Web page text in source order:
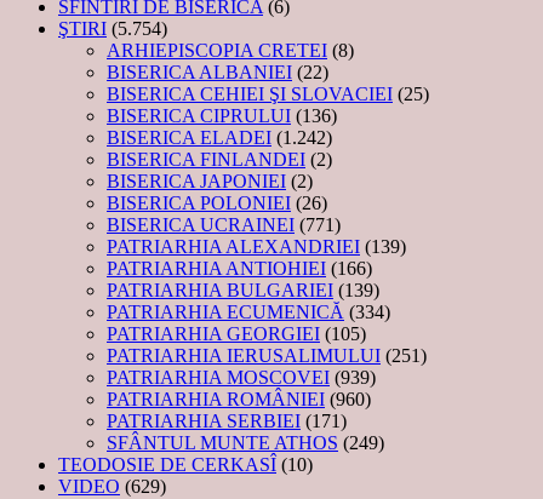
SFINTIRI DE BISERICA (6)
ŞTIRI (5.754)
ARHIEPISCOPIA CRETEI (8)
BISERICA ALBANIEI (22)
BISERICA CEHIEI ŞI SLOVACIEI (25)
BISERICA CIPRULUI (136)
BISERICA ELADEI (1.242)
BISERICA FINLANDEI (2)
BISERICA JAPONIEI (2)
BISERICA POLONIEI (26)
BISERICA UCRAINEI (771)
PATRIARHIA ALEXANDRIEI (139)
PATRIARHIA ANTIOHIEI (166)
PATRIARHIA BULGARIEI (139)
PATRIARHIA ECUMENICĂ (334)
PATRIARHIA GEORGIEI (105)
PATRIARHIA IERUSALIMULUI (251)
PATRIARHIA MOSCOVEI (939)
PATRIARHIA ROMÂNIEI (960)
PATRIARHIA SERBIEI (171)
SFÂNTUL MUNTE ATHOS (249)
TEODOSIE DE CERKASÎ (10)
VIDEO (629)